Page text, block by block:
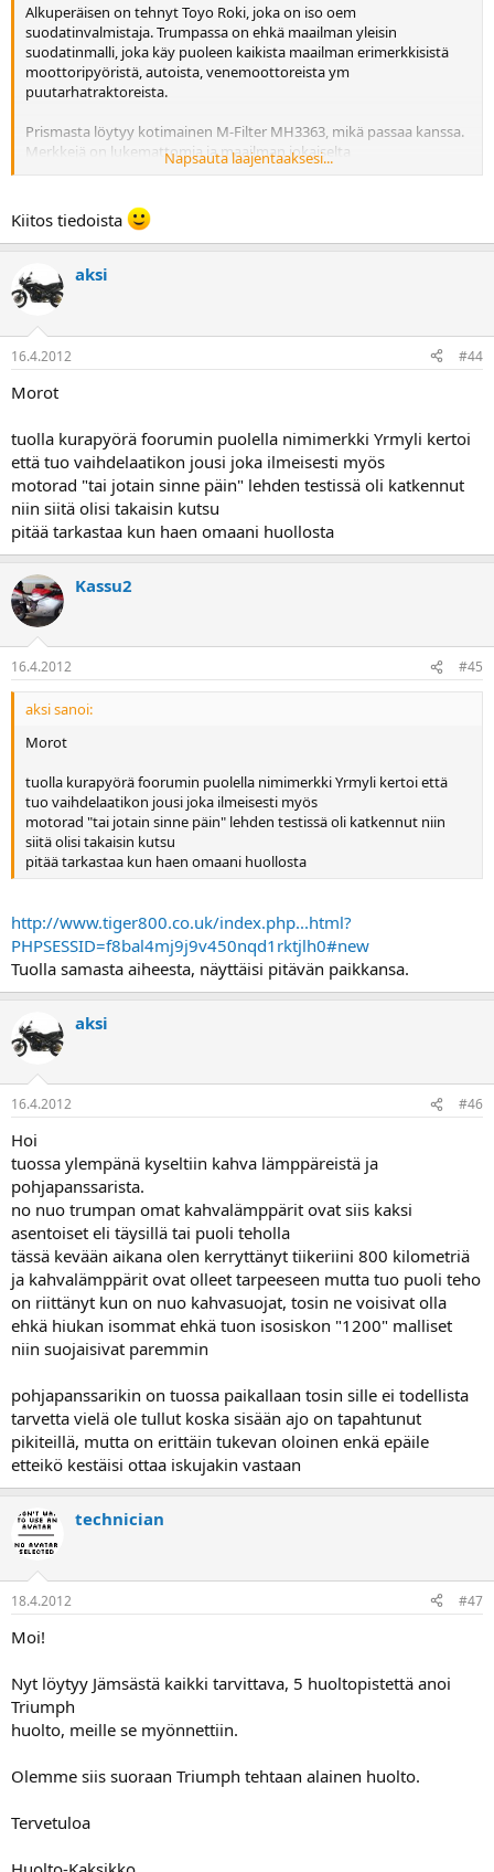
Alkuperäisen on tehnyt Toyo Roki, joka on iso oem
suodatinvalmistaja. Trumpassa on ehkä maailman yleisin
suodatinmalli, joka käy puoleen kaikista maailman erimerkkisistä
moottoripyöristä, autoista, venemoottoreista ym
puutarhatraktoreista.
Prismasta löytyy kotimainen M-Filter MH3363, mikä passaa kanssa.
Merkkejä on lukemattomia ja maailman jokaiselta
suodatinvalmistajalta löytyy Trumppaan sopiva. Valinta on yhtä
Napsauta laajentaaksesi...
Kiitos tiedoista
aksi
16.4.2012 #44
Morot
tuolla kurapyörä foorumin puolella nimimerkki Yrmyli kertoi
että tuo vaihdelaatikon jousi joka ilmeisesti myös
motorad "tai jotain sinne päin" lehden testissä oli katkennut
niin siitä olisi takaisin kutsu
pitää tarkastaa kun haen omaani huollosta
Kassu2
16.4.2012 #45
aksi sanoi:
Morot
tuolla kurapyörä foorumin puolella nimimerkki Yrmyli kertoi että
tuo vaihdelaatikon jousi joka ilmeisesti myös
motorad "tai jotain sinne päin" lehden testissä oli katkennut niin
siitä olisi takaisin kutsu
pitää tarkastaa kun haen omaani huollosta
http://www.tiger800.co.uk/index.php...html?
PHPSESSID=f8bal4mj9j9v450nqd1rktjlh0#new
Tuolla samasta aiheesta, näyttäisi pitävän paikkansa.
aksi
16.4.2012 #46
Hoi
tuossa ylempänä kyseltiin kahva lämppäreistä ja
pohjapanssarista.
no nuo trumpan omat kahvalämppärit ovat siis kaksi
asentoiset eli täysillä tai puoli teholla
tässä kevään aikana olen kerryttänyt tiikeriini 800 kilometriä
ja kahvalämppärit ovat olleet tarpeeseen mutta tuo puoli teho
on riittänyt kun on nuo kahvasuojat, tosin ne voisivat olla
ehkä hiukan isommat ehkä tuon isosiskon "1200" malliset
niin suojaisivat paremmin
pohjapanssarikin on tuossa paikallaan tosin sille ei todellista
tarvetta vielä ole tullut koska sisään ajo on tapahtunut
pikiteillä, mutta on erittäin tukevan oloinen enkä epäile
etteikö kestäisi ottaa iskujakin vastaan
technician
18.4.2012 #47
Moi!
Nyt löytyy Jämsästä kaikki tarvittava, 5 huoltopistettä anoi
Triumph
huolto, meille se myönnettiin.
Olemme siis suoraan Triumph tehtaan alainen huolto.
Tervetuloa